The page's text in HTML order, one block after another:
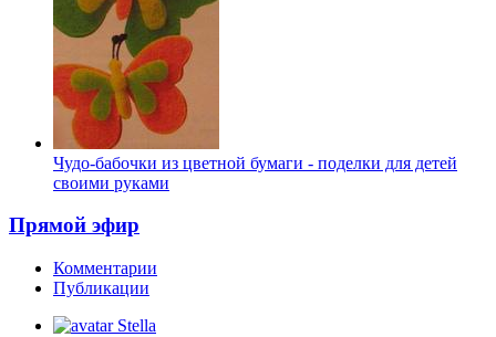
Чудо-бабочки из цветной бумаги - поделки для детей
своими руками
Прямой эфир
Комментарии
Публикации
Stella